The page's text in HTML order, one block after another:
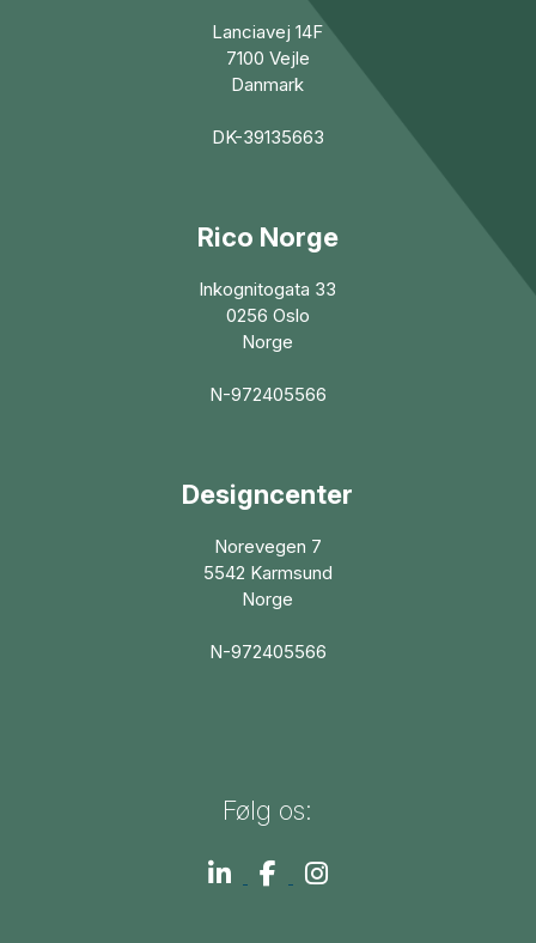
Lanciavej 14F
7100 Vejle
Danmark
DK-39135663
Rico Norge
Inkognitogata 33
0256 Oslo
Norge
N-972405566
Designcenter
Norevegen 7
5542 Karmsund
Norge
N-972405566
Følg os: